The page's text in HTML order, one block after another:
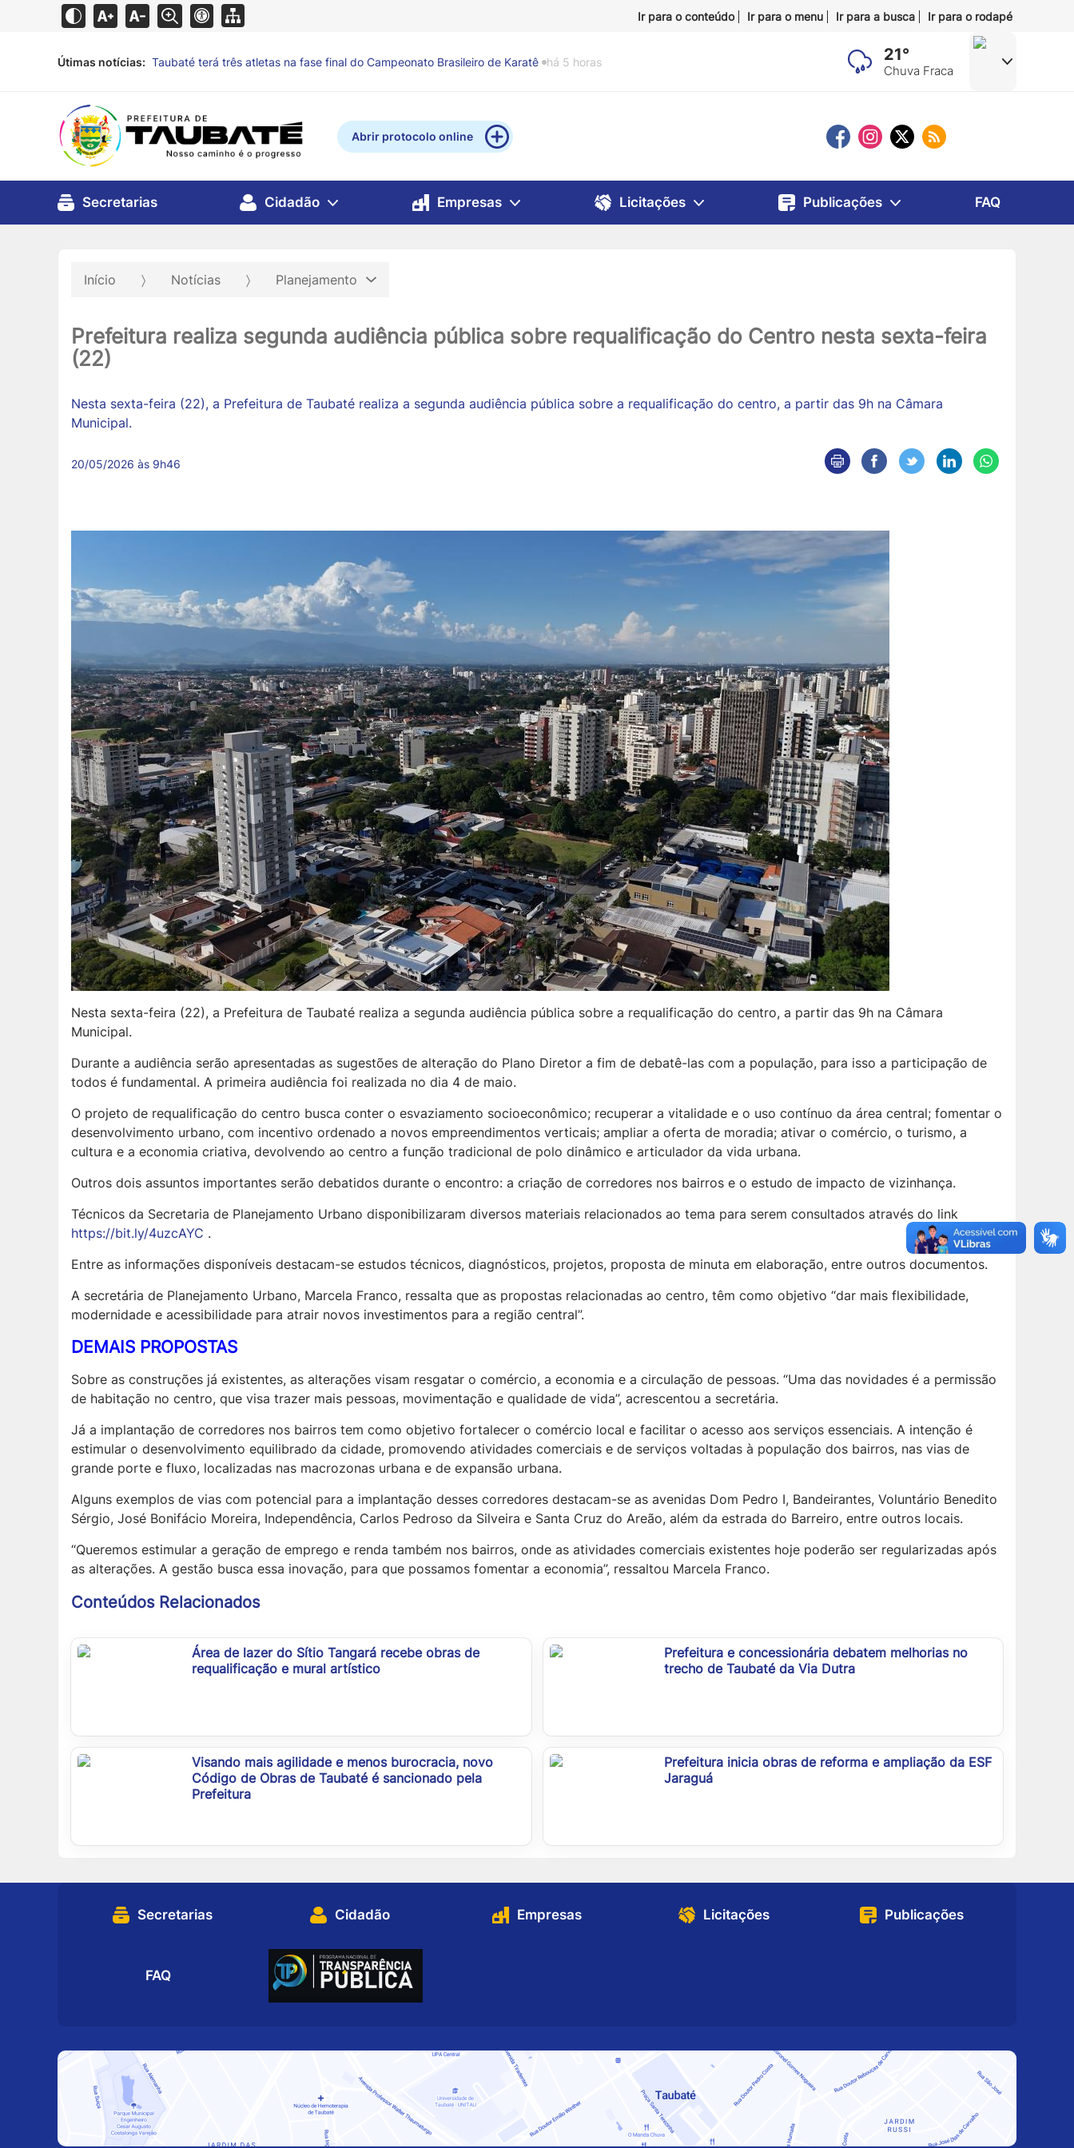
Ir para o conteúdo Ir para o menu Ir para a busca Ir para o rodapé
Útimas notícias: Alunos de escola municipal expõem obras produzidas com materiais recicláveis no Mistau 21°
Chuva Fraca
Abrir protocolo online
Secretarias Cidadão Empresas Licitações Publicações FAQ
Início Notícias Planejamento
Prefeitura realiza segunda audiência pública sobre requalificação do Centro nesta sexta-feira
(22)
Nesta sexta-feira (22), a Prefeitura de Taubaté realiza a segunda audiência pública sobre a requalificação do centro, a partir das 9h na Câmara
Municipal.
20/05/2026 às 9h46
Nesta sexta-feira (22), a Prefeitura de Taubaté realiza a segunda audiência pública sobre a requalificação do centro, a partir das 9h na Câmara
Municipal.
Durante a audiência serão apresentadas as sugestões de alteração do Plano Diretor a fim de debatê-las com a população, para isso a participação de
todos é fundamental. A primeira audiência foi realizada no dia 4 de maio.
O projeto de requalificação do centro busca conter o esvaziamento socioeconômico; recuperar a vitalidade e o uso contínuo da área central; fomentar o
desenvolvimento urbano, com incentivo ordenado a novos empreendimentos verticais; ampliar a oferta de moradia; ativar o comércio, o turismo, a
cultura e a economia criativa, devolvendo ao centro a função tradicional de polo dinâmico e articulador da vida urbana.
Outros dois assuntos importantes serão debatidos durante o encontro: a criação de corredores nos bairros e o estudo de impacto de vizinhança.
Técnicos da Secretaria de Planejamento Urbano disponibilizaram diversos materiais relacionados ao tema para serem consultados através do link
https://bit.ly/4uzcAYC .
Entre as informações disponíveis destacam-se estudos técnicos, diagnósticos, projetos, proposta de minuta em elaboração, entre outros documentos.
A secretária de Planejamento Urbano, Marcela Franco, ressalta que as propostas relacionadas ao centro, têm como objetivo “dar mais flexibilidade,
modernidade e acessibilidade para atrair novos investimentos para a região central”.
DEMAIS PROPOSTAS
Sobre as construções já existentes, as alterações visam resgatar o comércio, a economia e a circulação de pessoas. “Uma das novidades é a permissão
de habitação no centro, que visa trazer mais pessoas, movimentação e qualidade de vida”, acrescentou a secretária.
Já a implantação de corredores nos bairros tem como objetivo fortalecer o comércio local e facilitar o acesso aos serviços essenciais. A intenção é
estimular o desenvolvimento equilibrado da cidade, promovendo atividades comerciais e de serviços voltadas à população dos bairros, nas vias de
grande porte e fluxo, localizadas nas macrozonas urbana e de expansão urbana.
Alguns exemplos de vias com potencial para a implantação desses corredores destacam-se as avenidas Dom Pedro I, Bandeirantes, Voluntário Benedito
Sérgio, José Bonifácio Moreira, Independência, Carlos Pedroso da Silveira e Santa Cruz do Areão, além da estrada do Barreiro, entre outros locais.
“Queremos estimular a geração de emprego e renda também nos bairros, onde as atividades comerciais existentes hoje poderão ser regularizadas após
as alterações. A gestão busca essa inovação, para que possamos fomentar a economia”, ressaltou Marcela Franco.
Conteúdos Relacionados
Área de lazer do Sítio Tangará recebe obras de
requalificação e mural artístico
Prefeitura e concessionária debatem melhorias no
trecho de Taubaté da Via Dutra
Visando mais agilidade e menos burocracia, novo
Código de Obras de Taubaté é sancionado pela
Prefeitura
Prefeitura inicia obras de reforma e ampliação da ESF
Jaraguá
Secretarias Cidadão Empresas Licitações Publicações
FAQ